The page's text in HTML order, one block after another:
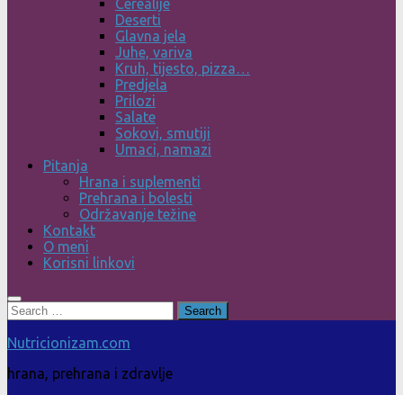
Cerealije
Deserti
Glavna jela
Juhe, variva
Kruh, tijesto, pizza…
Predjela
Prilozi
Salate
Sokovi, smutiji
Umaci, namazi
Pitanja
Hrana i suplementi
Prehrana i bolesti
Održavanje težine
Kontakt
O meni
Korisni linkovi
Search
for:
Nutricionizam.com
hrana, prehrana i zdravlje